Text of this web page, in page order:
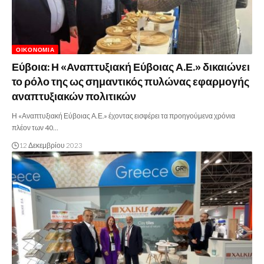
ΟΙΚΟΝΟΜΊΑ
Εύβοια: Η «Αναπτυξιακή Εύβοιας Α.Ε.» δικαιώνει
το ρόλο της ως σημαντικός πυλώνας εφαρμογής
αναπτυξιακών πολιτικών
Η «Αναπτυξιακή Εύβοιας Α.Ε.» έχοντας εισφέρει τα προηγούμενα χρόνια
πλέον των 40…
12 Δεκεμβρίου 2023